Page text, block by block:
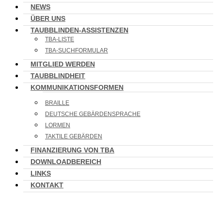
NEWS
ÜBER UNS
TAUBBLINDEN-ASSISTENZEN
TBA-LISTE
TBA-SUCHFORMULAR
MITGLIED WERDEN
TAUBBLINDHEIT
KOMMUNIKATIONSFORMEN
BRAILLE
DEUTSCHE GEBÄRDENSPRACHE
LORMEN
TAKTILE GEBÄRDEN
FINANZIERUNG VON TBA
DOWNLOADBEREICH
LINKS
KONTAKT